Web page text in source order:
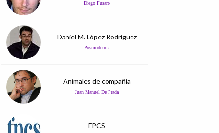
Diego Fusaro
Daniel M. López Rodríguez
Posmodernia
Animales de compañía
Juan Manuel De Prada
FPCS